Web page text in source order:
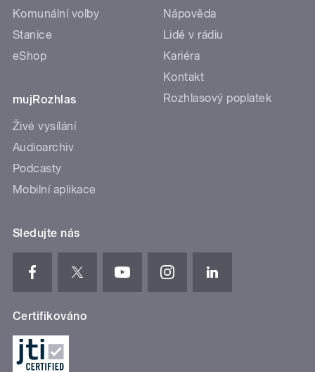
Komunální volby
Stanice
eShop
mujRozhlas
Živé vysílání
Audioarchiv
Podcasty
Mobilní aplikace
Nápověda
Lidé v rádiu
Kariéra
Kontakt
Rozhlasový poplatek
Sledujte nás
Certifikováno